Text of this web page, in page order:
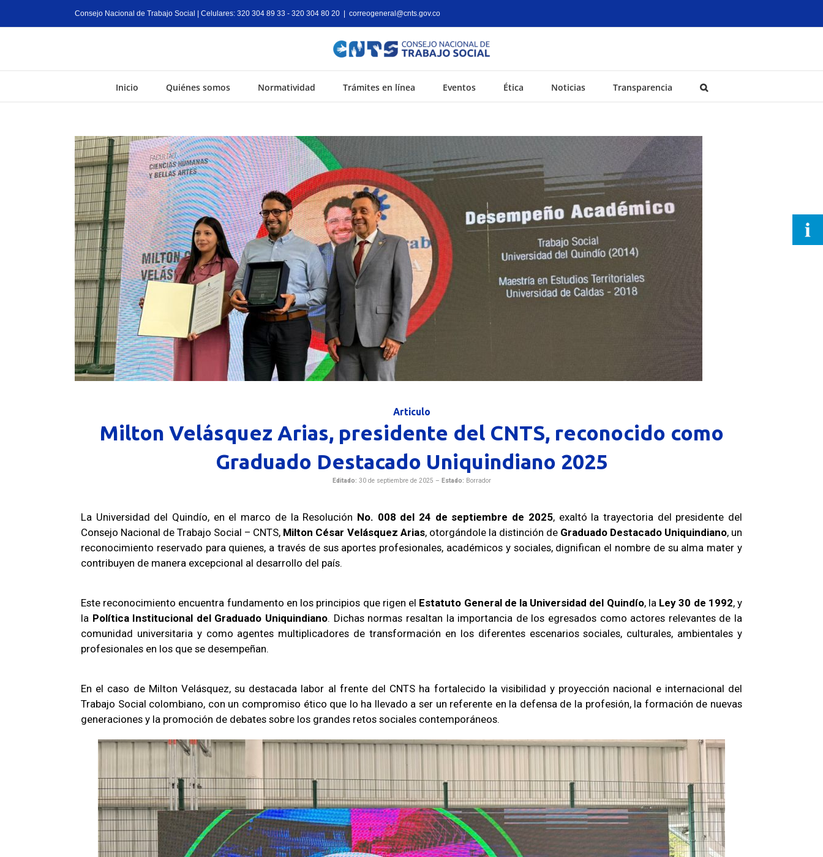
Consejo Nacional de Trabajo Social | Celulares: 320 304 89 33 - 320 304 80 20 correogeneral@cnts.gov.co
Inicio Quiénes somos Normatividad Trámites en línea Eventos Ética Noticias Transparencia
Articulo
Milton Velásquez Arias, presidente del CNTS, reconocido como
Graduado Destacado Uniquindiano 2025
Editado: 30 de septiembre de 2025 – Estado: Borrador
La Universidad del Quindío, en el marco de la Resolución No. 008 del 24 de septiembre de 2025, exaltó la trayectoria del presidente del
Consejo Nacional de Trabajo Social – CNTS, Milton César Velásquez Arias, otorgándole la distinción deGraduado Destacado Uniquindiano, un
reconocimiento reservado para quienes, a través de sus aportes profesionales, académicos y sociales, dignifican el nombre de su alma mater y
contribuyen de manera excepcional al desarrollo del país.
Este reconocimiento encuentra fundamento en los principios que rigen el Estatuto General de la Universidad del Quindío, la Ley 30 de 1992, y
la Política Institucional del Graduado Uniquindiano. Dichas normas resaltan la importancia de los egresados como actores relevantes de la
comunidad universitaria y como agentes multiplicadores de transformación en los diferentes escenarios sociales, culturales, ambientales y
profesionales en los que se desempeñan.
En el caso de Milton Velásquez, su destacada labor al frente del CNTS ha fortalecido la visibilidad y proyección nacional e internacional del
Trabajo Social colombiano, con un compromiso ético que lo ha llevado a ser un referente en la defensa de la profesión, la formación de nuevas
generaciones y la promoción de debates sobre los grandes retos sociales contemporáneos.